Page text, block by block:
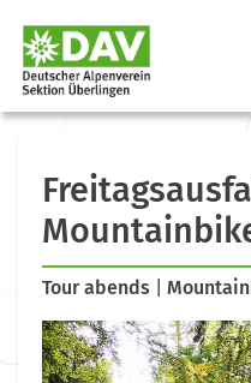
Tour abends